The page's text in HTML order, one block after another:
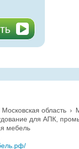
Московская область ›
для АПК,
мебель